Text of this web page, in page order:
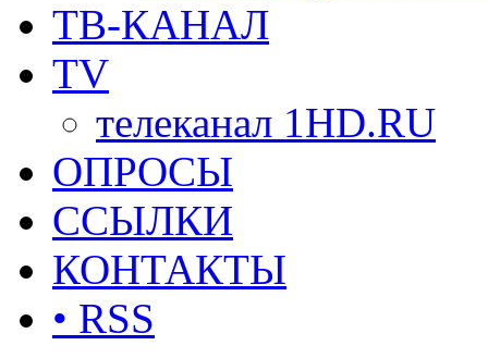
ТВ-КАНАЛ
TV
телеканал 1HD.RU
ОПРОСЫ
ССЫЛКИ
КОНТАКТЫ
• RSS